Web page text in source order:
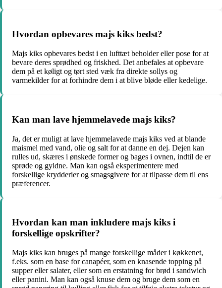
Hvordan opbevares majs kiks bedst?
Majs kiks opbevares bedst i en lufttæt beholder eller pose for at
bevare deres sprødhed og friskhed. Det anbefales at opbevare
dem på et køligt og tørt sted væk fra direkte sollys og
varmekilder for at forhindre dem i at blive bløde eller kedelige.
Kan man lave hjemmelavede majs kiks?
Ja, det er muligt at lave hjemmelavede majs kiks ved at blande
maismel med vand, olie og salt for at danne en dej. Dejen kan
rulles ud, skæres i ønskede former og bages i ovnen, indtil de er
sprøde og gyldne. Man kan også eksperimentere med
forskellige krydderier og smagsgivere for at tilpasse dem til ens
præferencer.
Hvordan kan man inkludere majs kiks i
forskellige opskrifter?
Majs kiks kan bruges på mange forskellige måder i køkkenet,
f.eks. som en base for canapéer, som en knasende topping på
supper eller salater, eller som en erstatning for brød i sandwich
eller panini. Man kan også knuse dem og bruge dem som en